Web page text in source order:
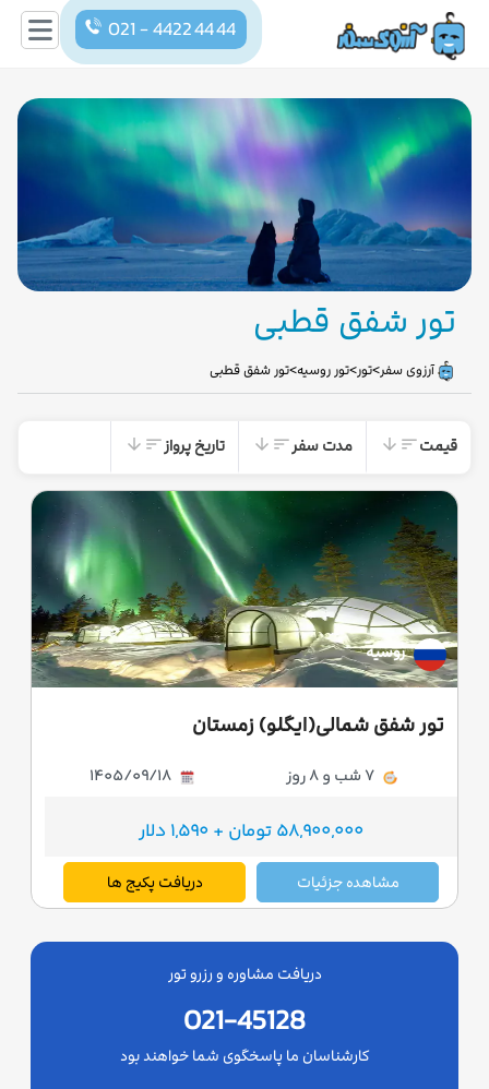
021 - 4422 44 44
تور شفق قطبی
آرزوی سفر>تور>تور روسیه>تور شفق قطبی
دریافت مشاوره و رزرو تور
021-45128
کارشناسان ما پاسخگوی شما خواهند بود
قیمت arrow_downward sort مدت سفر arrow_downward sort تاریخ پرواز arrow_downward sort
روسیه
تور شفق شمالی(ایگلو) زمستان
58,900,000 تومان + 1,590 دلار
مشاهده جزئیات دریافت پکیج ها